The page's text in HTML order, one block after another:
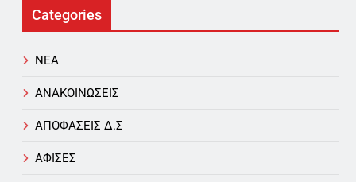
Categories
NEA
ΑΝΑΚΟΙΝΩΣΕΙΣ
ΑΠΟΦΑΣΕΙΣ Δ.Σ
ΑΦΙΣΕΣ